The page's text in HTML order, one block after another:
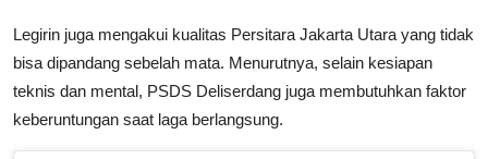
Legirin juga mengakui kualitas Persitara Jakarta Utara yang tidak
bisa dipandang sebelah mata. Menurutnya, selain kesiapan
teknis dan mental, PSDS Deliserdang juga membutuhkan faktor
keberuntungan saat laga berlangsung.